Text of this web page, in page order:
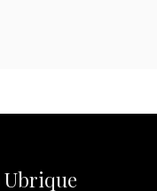
Ubrique